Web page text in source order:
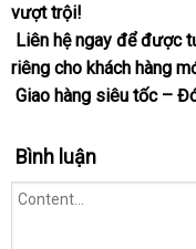
vượt trội!
Liên hệ ngay thanh
toán
đểkhách
hàng
được
riêng cho khách hàng
Giao hàng siêu tốc –
Bình luận